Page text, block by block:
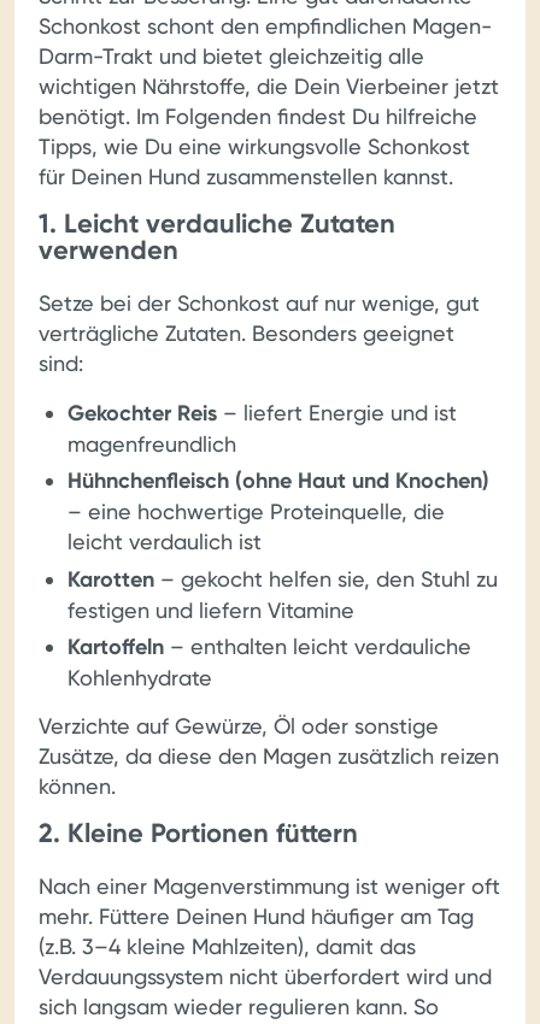
Schonkost schont den empfindlichen Magen-
Darm-Trakt und bietet gleichzeitig alle
wichtigen Nährstoffe, die Dein Vierbeiner jetzt
benötigt. Im Folgenden findest Du hilfreiche
Tipps, wie Du eine wirkungsvolle Schonkost
für Deinen Hund zusammenstellen kannst.
1. Leicht verdauliche Zutaten
verwenden
Setze bei der Schonkost auf nur wenige, gut
verträgliche Zutaten. Besonders geeignet
sind:
Gekochter Reis – liefert Energie und ist
magenfreundlich
Hühnchenfleisch (ohne Haut und Knochen)
– eine hochwertige Proteinquelle, die
leicht verdaulich ist
Karotten – gekocht helfen sie, den Stuhl zu
festigen und liefern Vitamine
Kartoffeln – enthalten leicht verdauliche
Kohlenhydrate
Verzichte auf Gewürze, Öl oder sonstige
Zusätze, da diese den Magen zusätzlich reizen
können.
2. Kleine Portionen füttern
Nach einer Magenverstimmung ist weniger oft
mehr. Füttere Deinen Hund häufiger am Tag
(z.B. 3–4 kleine Mahlzeiten), damit das
Verdauungssystem nicht überfordert wird und
sich langsam wieder regulieren kann. So